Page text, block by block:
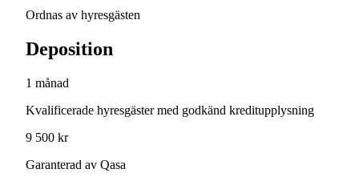
Ordnas av hyresgästen
Deposition
1 månad
Kvalificerade hyresgäster med godkänd kreditupplysning
9 500 kr
Garanterad av Qasa